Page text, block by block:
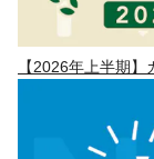
【2026年上半期